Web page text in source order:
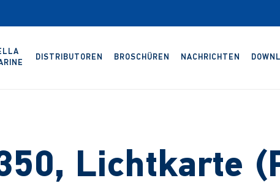
DISTRIBUTOREN BROSCHÜREN NACHRICHTEN
Lichtkarte